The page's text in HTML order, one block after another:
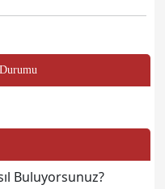
Buluyorsunuz?